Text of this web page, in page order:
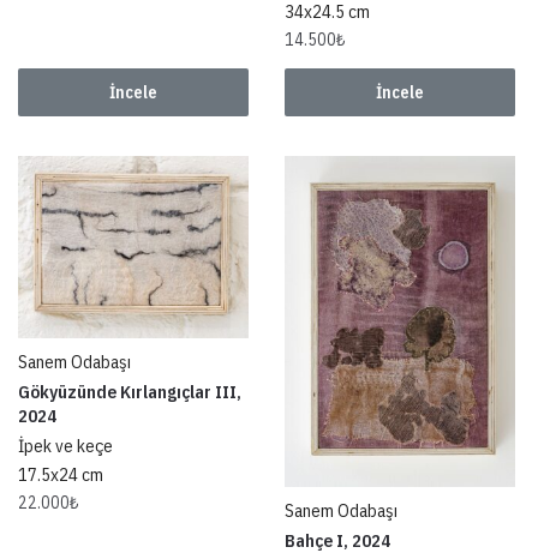
İncele
34x24.5 cm
14.500₺
İncele
Sanem Odabaşı
Gökyüzünde Kırlangıçlar III,
2024
İpek ve keçe
17.5x24 cm
22.000₺
Sanem Odabaşı
Bahçe I, 2024